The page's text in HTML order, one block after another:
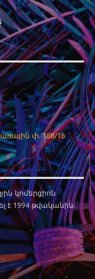
փ. 188/16
կոմերցիոն
է 1994 թվականին։